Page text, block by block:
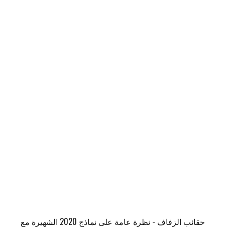
حقائب الزفاف - نظرة عامة على نماذج 2020 الشهيرة مع